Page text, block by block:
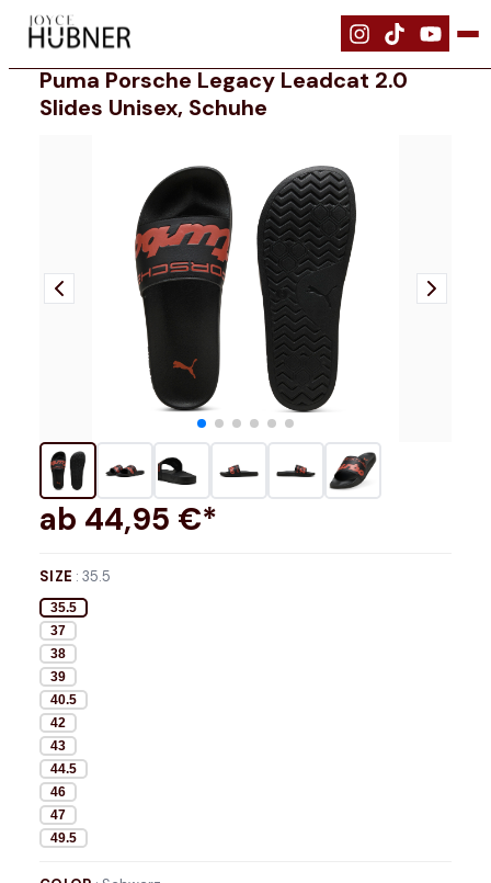
| Schuhe | PUMA Porsche Legacy Leadcat 2.0 Slides Unisex, Schuhe
Puma Porsche Legacy Leadcat 2.0
Slides Unisex, Schuhe
ab 44,95 €*
SIZE :35.5
35.5
37
38
39
40.5
42
43
44.5
46
47
49.5